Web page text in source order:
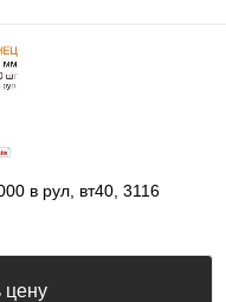
в рул, вт40, 3116
цену